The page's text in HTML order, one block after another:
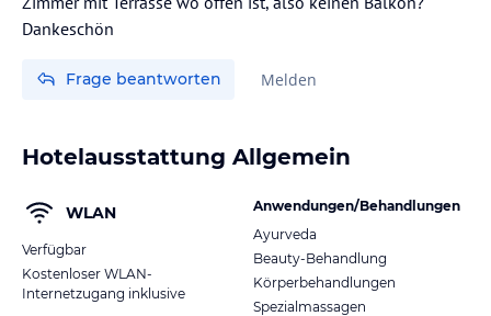
Dankeschön
Frage beantworten Melden
Hotelausstattung Allgemein
WLAN
Verfügbar
Kostenloser WLAN-
Internetzugang inklusive
Anwendungen/Behandlungen
Ayurveda
Beauty-Behandlung
Körperbehandlungen
Spezialmassagen